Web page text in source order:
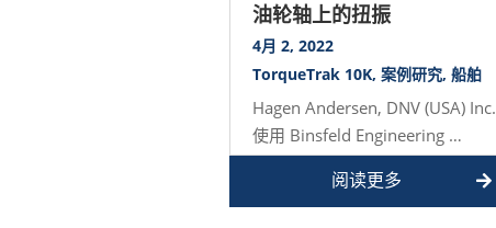
油轮轴上的扭振
4月 2, 2022
TorqueTrak 10K, 案例研究, 船舶
Hagen Andersen, DNV (USA) Inc.
使用 Binsfeld Engineering …
阅读更多